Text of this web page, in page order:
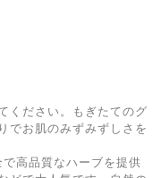
ください。もぎたてのグ
でお肌のみずみずしさを
高品質なハーブを提供